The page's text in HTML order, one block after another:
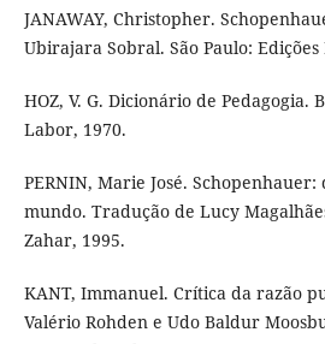
JANAWAY, Christopher.
Ubirajara Sobral. São Paulo: Edições
HOZ, V. G. Dicionário de Pedagogia.
Labor, 1970.
PERNIN, Marie José.
mundo. Tradução de Lucy
Zahar, 1995.
KANT, Immanuel. Crítica da razão
Valério Rohden e Udo Baldur